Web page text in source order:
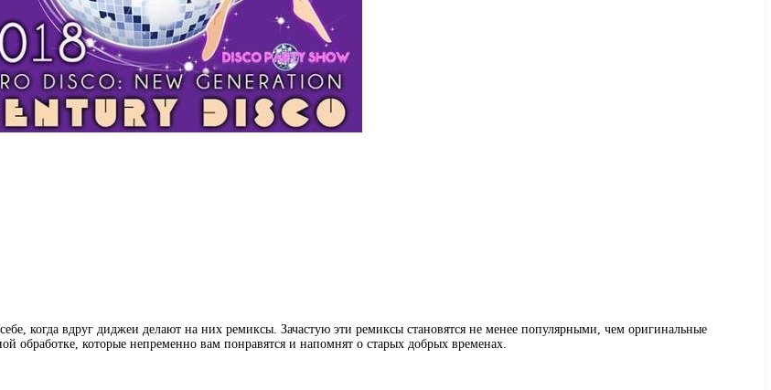
когда вдруг диджеи делают на них ремиксы. Зачастую эти ремиксы становятся не менее популярными, чем оригинальные
которые непременно вам понравятся и напомнят о старых добрых временах.